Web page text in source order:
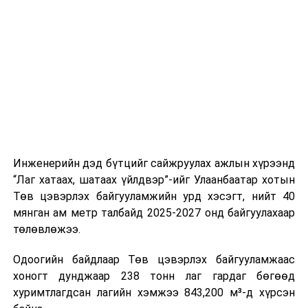
өдөр тутмын ажлын бэлэн байдлыг хангах зэрэг
практик ур чадварыг сургалтын хөтөлбөрт тусгажээ.
Сургалтыг танилцуулах лекц, асуулт-хариулт,
жишээнд суурилсан сургалт, багаар ажиллах дасгал,
танилцах, онцгой нөхцөлд ажиллах дадлага зэрэг
онол, практик хосолсон хэлбэрээр зохион байгуулж
байна.
Инженерийн дэд бүтцийг сайжруулах ажлын хүрээнд
“Лаг хатаах, шатаах үйлдвэр”-ийг Улаанбаатар хотын
Төв цэвэрлэх байгууламжийн урд хэсэгт, нийт 40
мянган ам метр талбайд 2025-2027 онд байгуулахаар
төлөвлөжээ.
Одоогийн байдлаар Төв цэвэрлэх байгууламжаас
хоногт дунджаар 238 тонн лаг гардаг бөгөөд
хуримтлагдсан лагийн хэмжээ 843,200 м³-д хүрсэн